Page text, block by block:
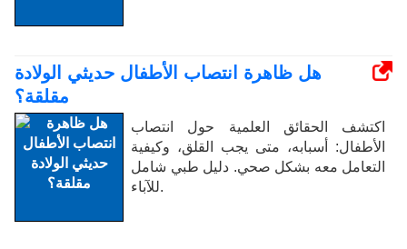
هل ظاهرة انتصاب الأطفال حديثي الولادة
مقلقة؟
اكتشف الحقائق العلمية حول انتصاب
الأطفال: أسبابه، متى يجب القلق، وكيفية
التعامل معه بشكل صحي. دليل طبي شامل
للآباء.